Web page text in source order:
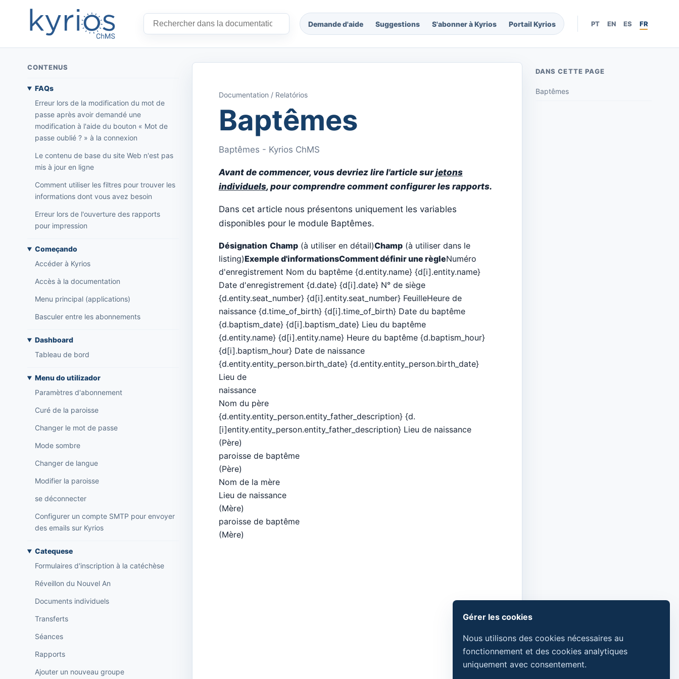
Demande d'aide Suggestions S'abonner à Kyrios Portail Kyrios PT EN ES FR
CONTENUS
FAQs
Erreur lors de la modification du mot de
passe après avoir demandé une
modification à l'aide du bouton « Mot de
passe oublié ? » à la connexion
Le contenu de base du site Web n'est pas
mis à jour en ligne
Comment utiliser les filtres pour trouver les
informations dont vous avez besoin
Erreur lors de l'ouverture des rapports
pour impression
Começando
Accéder à Kyrios
Accès à la documentation
Menu principal (applications)
Basculer entre les abonnements
Dashboard
Tableau de bord
Menu do utilizador
Paramètres d'abonnement
Curé de la paroisse
Changer le mot de passe
Mode sombre
Changer de langue
Modifier la paroisse
se déconnecter
Configurer un compte SMTP pour envoyer
des emails sur Kyrios
Catequese
Formulaires d'inscription à la catéchèse
Réveillon du Nouvel An
Documents individuels
Transferts
Séances
Rapports
Ajouter un nouveau groupe
Documentation / Relatórios
Baptêmes
Baptêmes - Kyrios ChMS
Avant de commencer, vous devriez lire l'article surjetons
individuels, pour comprendre comment configurer les rapports.
Dans cet article nous présentons uniquement les variables
disponibles pour le module Baptêmes.
Désignation Champ(à utiliser en détail)Champ(à utiliser dans le
listing)Exemple d'informationsComment définir une règleNuméro
d'enregistrement Nom du baptême {d.entity.name} {d[i].entity.name}
Date d'enregistrement {d.date} {d[i].date} N° de siège
{d.entity.seat_number} {d[i].entity.seat_number} FeuilleHeure de
naissance {d.time_of_birth} {d[i].time_of_birth} Date du baptême
{d.baptism_date} {d[i].baptism_date} Lieu du baptême
{d.entity.name} {d[i].entity.name} Heure du baptême {d.baptism_hour}
{d[i].baptism_hour} Date de naissance
{d.entity.entity_person.birth_date} {d.entity.entity_person.birth_date}
Lieu de
naissance
Nom du père
{d.entity.entity_person.entity_father_description} {d.
[i]entity.entity_person.entity_father_description} Lieu de naissance
(Père)
paroisse de baptême
(Père)
Nom de la mère
Lieu de naissance
(Mère)
paroisse de baptême
(Mère)
DANS CETTE PAGE
Baptêmes
Gérer les cookies
Nous utilisons des cookies nécessaires au
fonctionnement et des cookies analytiques
uniquement avec consentement.